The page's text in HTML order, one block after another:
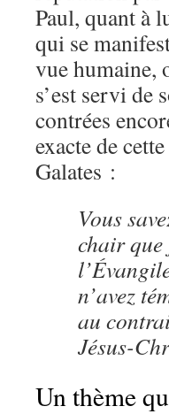
Paul, quant à
qui se
vue humaine,
s’est servi de
contrées
exacte de
Galates :
Vous
chair que
n’avez
au
Jésus-
Un thème